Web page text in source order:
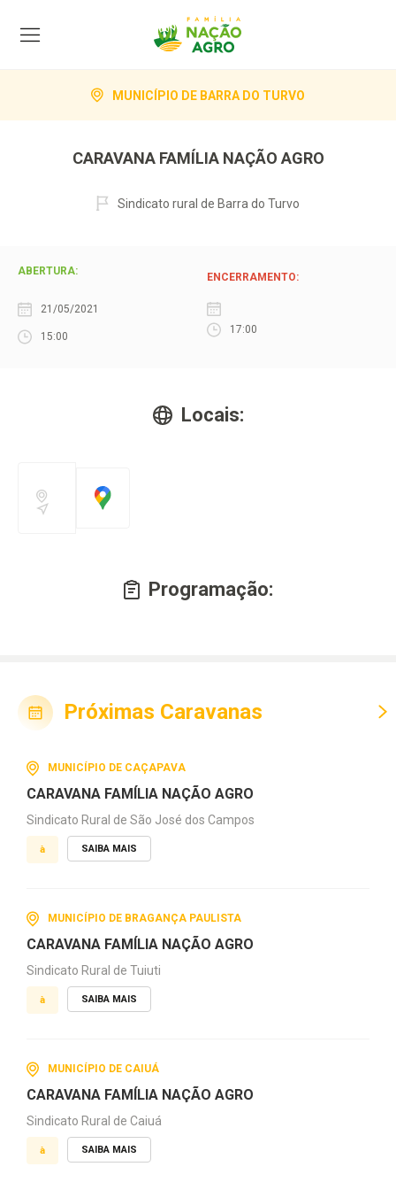
MUNICÍPIO DE BARRA DO TURVO
CARAVANA FAMÍLIA NAÇÃO AGRO
Sindicato rural de Barra do Turvo
ABERTURA:
21/05/2021
15:00
ENCERRAMENTO:
17:00
Locais:
Programação:
Próximas Caravanas
MUNICÍPIO DE CAÇAPAVA
CARAVANA FAMÍLIA NAÇÃO AGRO
Sindicato Rural de São José dos Campos
à SAIBA MAIS
MUNICÍPIO DE BRAGANÇA PAULISTA
CARAVANA FAMÍLIA NAÇÃO AGRO
Sindicato Rural de Tuiuti
à SAIBA MAIS
MUNICÍPIO DE CAIUÁ
CARAVANA FAMÍLIA NAÇÃO AGRO
Sindicato Rural de Caiuá
à SAIBA MAIS